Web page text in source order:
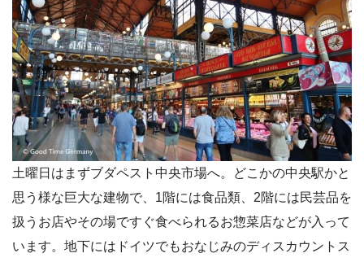
土曜日はまずブダペスト中央市場へ。どこかの中央駅かと
思う様な巨大な建物で、1階には食品類、2階には民芸品を
扱うお店やその場ですぐ食べられるお惣菜店などが入って
います。地下にはドイツでもおなじみのディスカウントス